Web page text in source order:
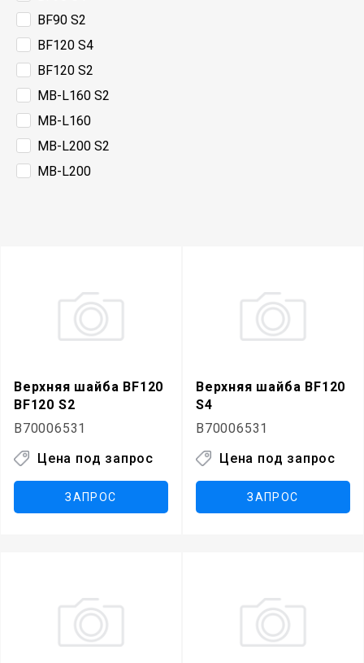
BF90 S2
BF120 S4
BF120 S2
MB-L160 S2
MB-L160
MB-L200 S2
MB-L200
Верхняя шайба BF120
BF120 S2
B70006531
Цена под запрос
ЗАПРОС
Верхняя шайба BF120
S4
B70006531
Цена под запрос
ЗАПРОС